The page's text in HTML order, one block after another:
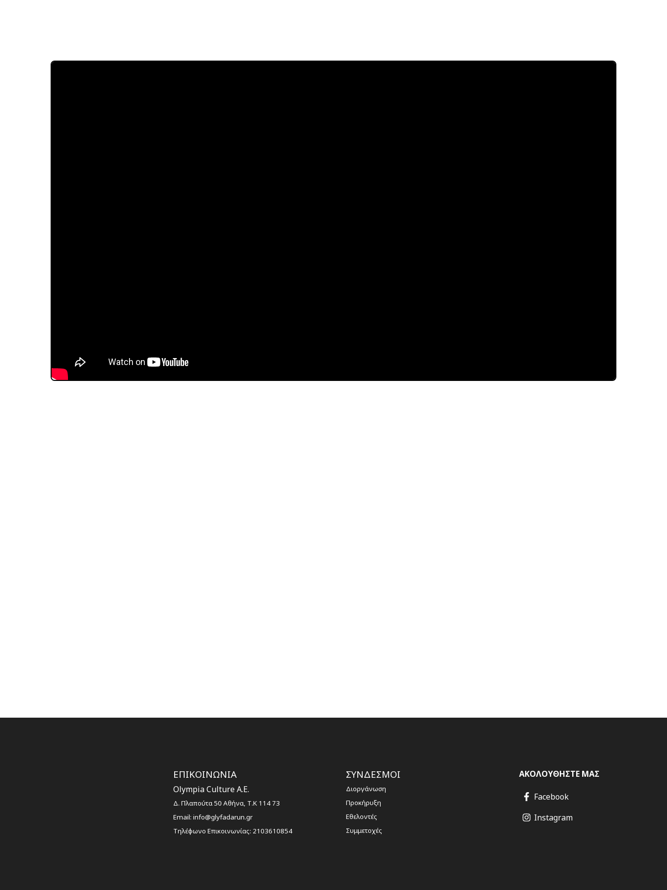
ΕΠΙΚΟΙΝΩΝΙΑ
Olympia Culture A.E.
Δ. Πλαπούτα 50 Αθήνα, Τ.Κ 114 73
Email: info@glyfadarun.gr
Τηλέφωνο Επικοινωνίας: 2103610854
ΣΥΝΔΕΣΜΟΙ
Διοργάνωση
Προκήρυξη
Εθελοντές
Συμμετοχές
ΑΚΟΛΟΥΘΗΣΤΕ ΜΑΣ
Facebook
Instagram